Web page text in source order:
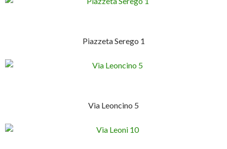
Piazzeta Serego 1
Via Leoncino 5